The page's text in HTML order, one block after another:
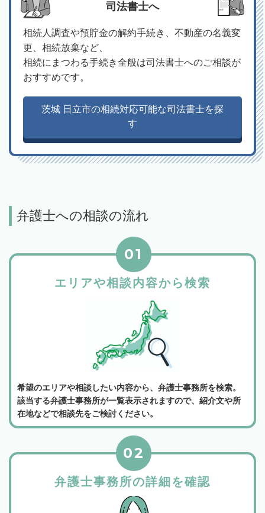
司法書士へ
相続人調査や預貯金の解約手続き、不動産の名義変
更、相続放棄など、
相続にまつわる手続き全般は司法書士へのご相談が
おすすめです。
茨城 日立市の相続対応可能な司法書士を探
す
弁護士への相談の流れ
エリアや相談内容から検索
01
希望のエリアや相談したい内容から、弁護士事務所を検索。
該当する弁護士事務所が一覧表示されますので、紹介文や所
在地などで相談先をご検討ください。
弁護士事務所の詳細を確認
02